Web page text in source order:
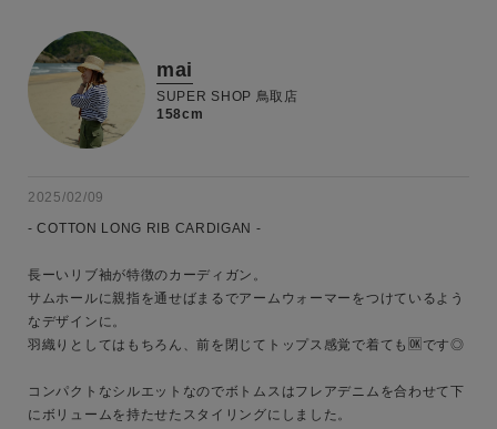
キーワード
mai
SUPER SHOP 鳥取店
158cm
2025/02/09
- COTTON LONG RIB CARDIGAN -
長ーいリブ袖が特徴のカーディガン。
サムホールに親指を通せばまるでアームウォーマーをつけているよう
なデザインに。
羽織りとしてはもちろん、前を閉じてトップス感覚で着ても🆗です◎
コンパクトなシルエットなのでボトムスはフレアデニムを合わせて下
にボリュームを持たせたスタイリングにしました。